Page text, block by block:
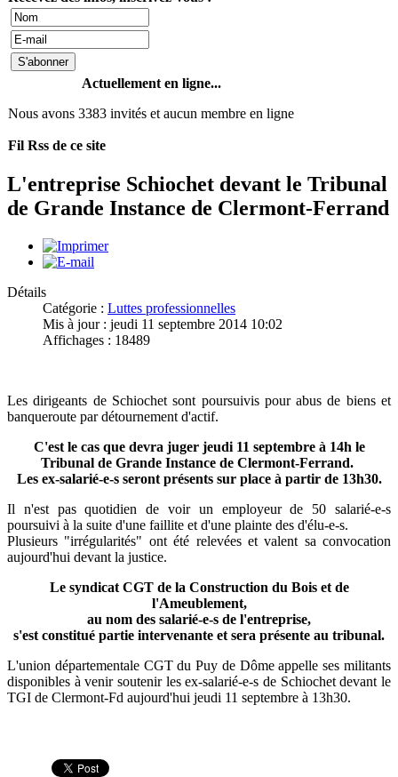
Actuellement en ligne...
Nous avons 3383 invités et aucun membre en ligne
Fil Rss de ce site
L'entreprise Schiochet devant le Tribunal
de Grande Instance de Clermont-Ferrand
Détails
Catégorie : Luttes professionnelles
Mis à jour : jeudi 11 septembre 2014 10:02
Affichages : 18489
Les dirigeants de Schiochet sont poursuivis pour abus de biens et
banqueroute par détournement d'actif.
C'est le cas que devra juger jeudi 11 septembre à 14h le
Tribunal de Grande Instance de Clermont-Ferrand.
Les ex-salarié-e-s seront présents sur place à partir de 13h30.
Il n'est pas quotidien de voir un employeur de 50 salarié-e-s
poursuivi à la suite d'une faillite et d'une plainte des d'élu-e-s.
Plusieurs "irrégularités" ont été relevées et valent sa convocation
aujourd'hui devant la justice.
Le syndicat CGT de la Construction du Bois et de
l'Ameublement,
au nom des salarié-e-s de l'entreprise,
s'est constitué partie intervenante et sera présente au tribunal.
L'union départementale CGT du Puy de Dôme appelle ses militants
disponibles à venir soutenir les ex-salarié-e-s de Schiochet devant le
TGI de Clermont-Fd aujourd'hui jeudi 11 septembre à 13h30.